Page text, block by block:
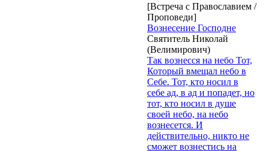
[Встреча с Православием /
Проповеди]
Вознесение Господне
Святитель Николай
(Велимирович)
Так вознесся на небо Тот,
Который вмещал небо в
Себе. Тот, кто носил в
себе ад, в ад и попадет, но
тот, кто носил в душе
своей небо, на небо
вознесется. И
действительно, никто не
сможет вознестись на